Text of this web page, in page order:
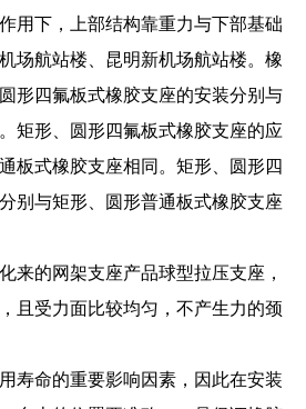
用下，上部结构靠重力与下部基础
场航站楼、昆明新机场航站楼。橡
形四氟板式橡胶支座的安装分别与
矩形、圆形四氟板式橡胶支座的应
板式橡胶支座相同。矩形、圆形四
别与矩形、圆形普通板式橡胶支座
来的网架支座产品球型拉压支座，
且受力面比较均匀，不产生力的颈
寿命的重要影响因素，因此在安装